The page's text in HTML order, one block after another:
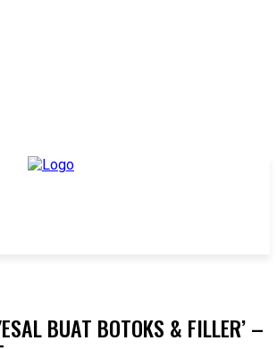
BUAT BOTOKS & FILLER’ –